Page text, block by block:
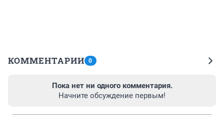
КОММЕНТАРИИ 0
Пока нет ни одного комментария.
Начните обсуждение первым!